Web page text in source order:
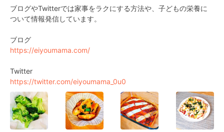
ブログやTwitterでは家事をラクにする方法や、子どもの栄養に
ついて情報発信しています。
https://eiyoumama.com/
https://twitter.com/eiyoumama_0u0